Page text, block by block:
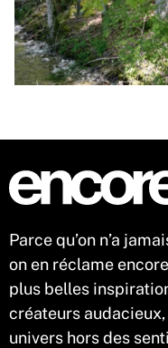
Parce qu’on n’a
on en réclame
plus belles
créateurs
univers hors des